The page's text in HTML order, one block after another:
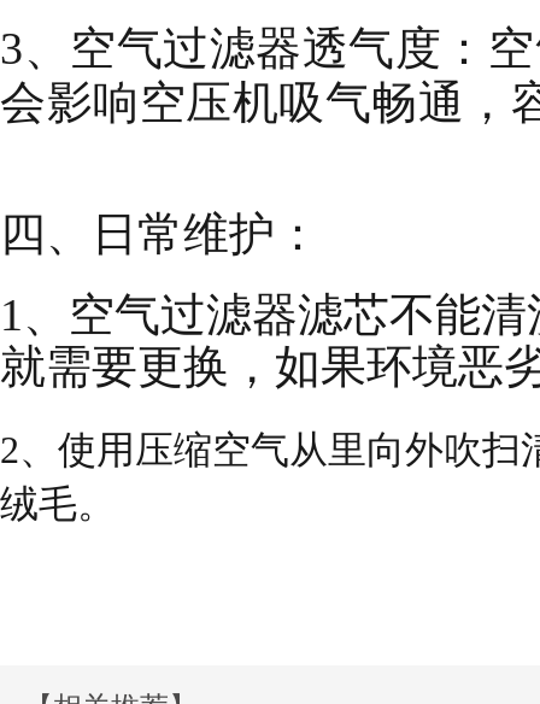
3、空气过滤器透气度：
会影响空压机吸气畅通，
四、日常维护：
1、空气过滤器滤芯不能
就需要更换，如果环境恶
2、使用压缩空气从里向外吹
绒毛。